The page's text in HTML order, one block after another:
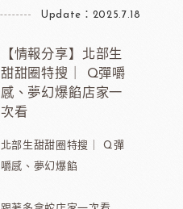
Update：2025.7.18
【情報分享】北部生
甜甜圈特搜｜ Q彈嚼
感、夢幻爆餡店家一
次看
北部生甜甜圈特搜｜ Q彈
嚼感、夢幻爆餡